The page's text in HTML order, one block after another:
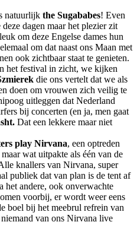
natuurlijk the Sugababes! Even
dagen maar het plezier zit
om deze Engelse dames hun
om dat naast ons Maan met
ook zichtbaar staat te genieten.
het festival in zicht, we kijken
die ons vertelt dat we als
doen om vrouwen zich veilig te
uitleggen dat Nederland
bij concerten (en ja, men gaat
Dat een lekkere maar niet
play Nirvana, een optreden
wat uitpakte als één van de
knallers van Nirvana, super
publiek dat van plan is de tent af
het andere, ook onverwachte
voorbij, er wordt weer eens
boel bij het meebrul refrein van
van ons Nirvana live